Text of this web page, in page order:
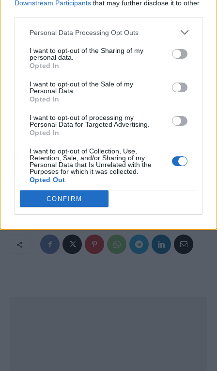
Downstream Participants that may further disclose it to other
Personal Data Processing Opt Outs
I want to opt-out of the Sharing of my
personal data.
Opted In
I want to opt-out of the Sale of my
Personal Data.
Opted In
I want to opt-out of processing my
Personal Data for Targeted Advertising.
Opted In
I want to opt-out of Collection, Use,
Retention, Sale, and/or Sharing of my
Personal Data that Is Unrelated with the
Purposes for which it was collected.
Opted Out
CONFIRM
El chisme en 3 claves (TL;DR)
El Real Madrid emitió un comunicado contra la inversión de
de los clubes también la rechaza.
Athletic Club y Real Sociedad se alinearon con el voto en
filosofía de cantera.
El pulso esconde un debate sobre quién controla el fútbol
femenino: inversores externos o la autonomía de los clubes
históricos.
Artículo anterior
LALIGA repetirá la
Jornada Retro en la
jornada 31 de la
temporada 2026/27
Artículo siguiente
El zasca de Kathy Griffin
invitar a Conor